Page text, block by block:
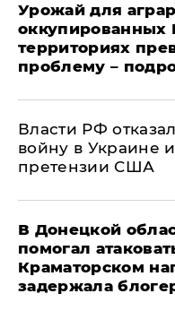
Урожай для
оккупированных
территориях
проблему –
Власти РФ
войну в Украине
претензии США
В Донецкой
помогал
Краматорском
задержала